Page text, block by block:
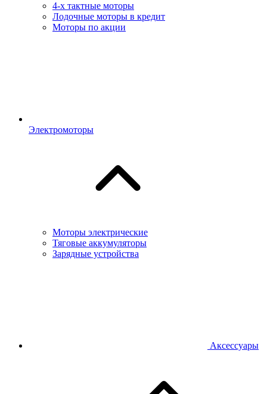
4-х тактные моторы
Лодочные моторы в кредит
Моторы по акции
Электромоторы
Моторы электрические
Тяговые аккумуляторы
Зарядные устройства
Аксессуары